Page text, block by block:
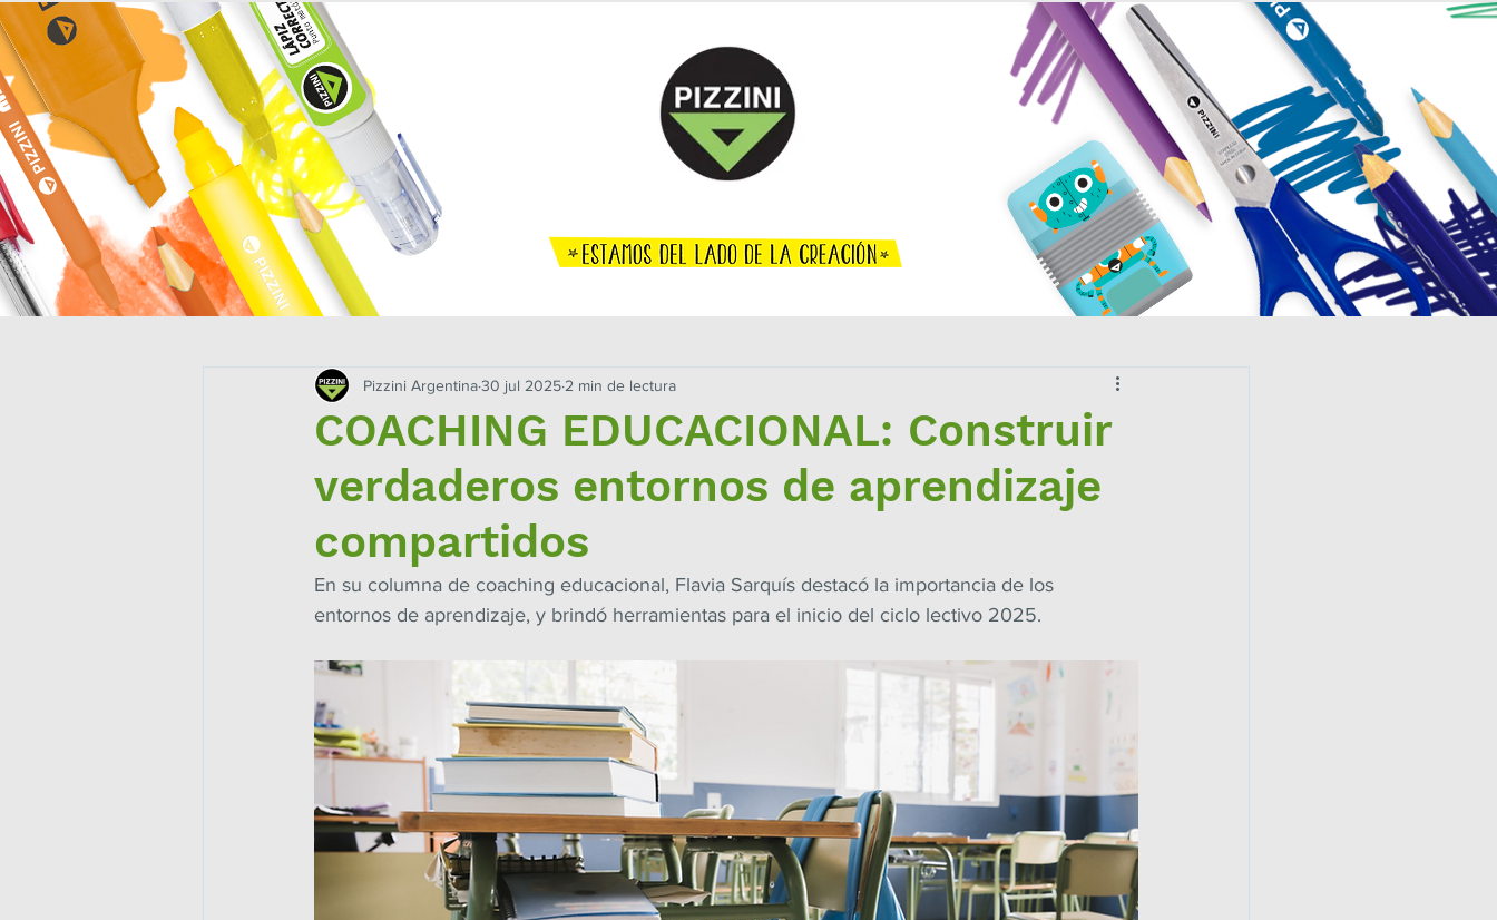
INICIO MISIÓN NOTAS
COACHING EDUCACIONAL: Construir
verdaderos entornos de aprendizaje
compartidos
Pizzini Argentina30 jul 2025 2 min de lectura
En su columna de coaching educacional, Flavia Sarquís destacó la importancia de los
entornos de aprendizaje, y brindó herramientas para el inicio del ciclo lectivo 2025.